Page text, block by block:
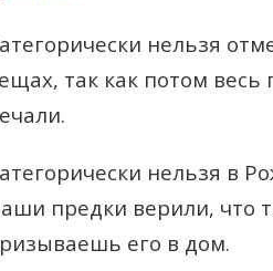
нельзя
так как потом весь
нельзя в
предки верили, что
его в дом.